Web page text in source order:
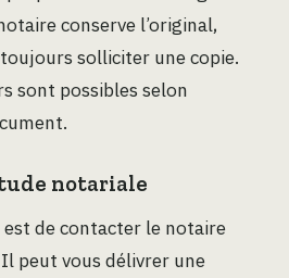
conserve l’original,
solliciter une copie.
sont possibles selon
notariale
de contacter le notaire
Il peut vous délivrer une